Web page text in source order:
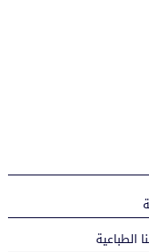
الطباعية